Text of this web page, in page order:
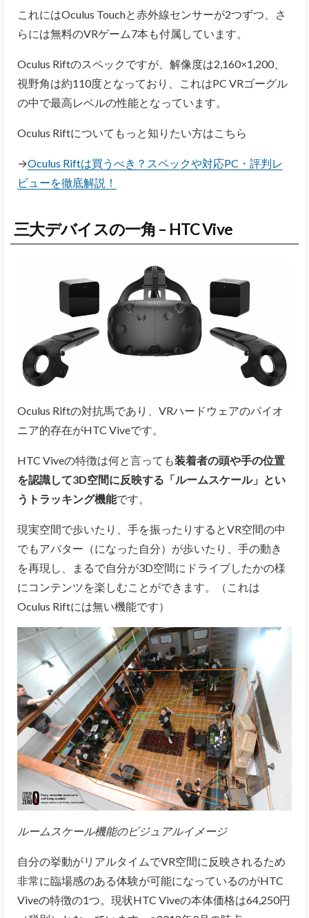
これにはOculus Touchと赤外線センサーが2つずつ、さ
らには無料のVRゲーム7本も付属しています。
Oculus Riftのスペックですが、解像度は2,160×1,200、
視野角は約110度となっており、これはPC VRゴーグル
の中で最高レベルの性能となっています。
Oculus Riftについてもっと知りたい方はこちら
→Oculus Riftは買うべき？スペックや対応PC・評判レ
ビューを徹底解説！
三大デバイスの一角 – HTC Vive
Oculus Riftの対抗馬であり、VRハードウェアのパイオ
ニア的存在がHTC Viveです。
HTC Viveの特徴は何と言っても装着者の頭や手の位置
を認識して3D空間に反映する「ルームスケール」とい
うトラッキング機能です。
現実空間で歩いたり、手を振ったりするとVR空間の中
でもアバター（になった自分）が歩いたり、手の動き
を再現し、まるで自分が3D空間にドライブしたかの様
にコンテンツを楽しむことができます。（これは
Oculus Riftには無い機能です）
ルームスケール機能のビジュアルイメージ
自分の挙動がリアルタイムでVR空間に反映されるため
非常に臨場感のある体験が可能になっているのがHTC
Viveの特徴の1つ。現状HTC Viveの本体価格は64,250円